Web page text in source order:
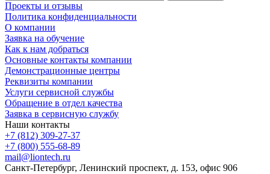
Проекты и отзывы
Политика конфиденциальности
О компании
Заявка на обучение
Как к нам добраться
Основные контакты компании
Демонстрационные центры
Реквизиты компании
Услуги сервисной службы
Обращение в отдел качества
Заявка в сервисную службу
Наши контакты
+7 (812) 309-27-37
+7 (800) 555-68-89
mail@liontech.ru
Санкт-Петербург, Ленинский проспект, д. 153, офис 906